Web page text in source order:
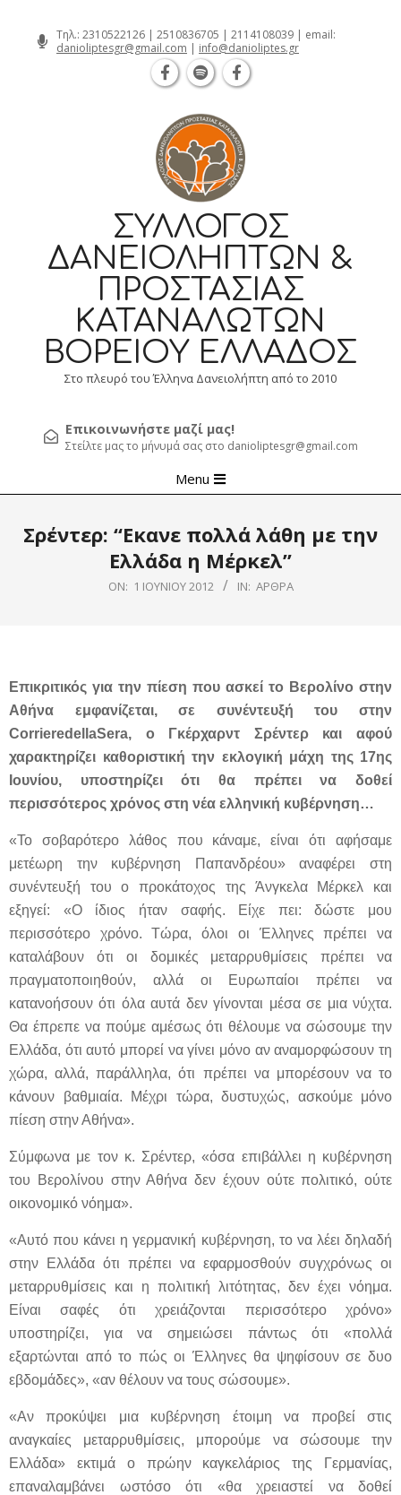
Τηλ.: 2310522126 | 2510836705 | 2114108039 | email:
danioliptesgr@gmail.com | info@danioliptes.gr
ΣΎΛΛΟΓΟΣ
ΔΑΝΕΙΟΛΗΠΤΏΝ &
ΠΡΟΣΤΑΣΊΑΣ
ΚΑΤΑΝΑΛΩΤΏΝ
ΒΟΡΕΊΟΥ ΕΛΛΆΔΟΣ
Στο πλευρό του Έλληνα Δανειολήπτη από το 2010
Επικοινωνήστε μαζί μας!
Στείλτε μας το μήνυμά σας στο danioliptesgr@gmail.com
Navigation
Menu
Σρέντερ: “Εκανε πολλά λάθη με την
Ελλάδα η Μέρκελ”
ON: 1 ΙΟΥΝΊΟΥ 2012 IN: ΆΡΘΡΑ
Επικριτικός για την πίεση που ασκεί το Βερολίνο στην
Αθήνα εμφανίζεται, σε συνέντευξή του στην
CorrieredellaSera, ο Γκέρχαρντ Σρέντερ και αφού
χαρακτηρίζει καθοριστική την εκλογική μάχη της 17ης
Ιουνίου, υποστηρίζει ότι θα πρέπει να δοθεί
περισσότερος χρόνος στη νέα ελληνική κυβέρνηση…
«Το σοβαρότερο λάθος που κάναμε, είναι ότι αφήσαμε
μετέωρη την κυβέρνηση Παπανδρέου» αναφέρει στη
συνέντευξή του ο προκάτοχος της Άνγκελα Μέρκελ και
εξηγεί: «Ο ίδιος ήταν σαφής. Είχε πει: δώστε μου
περισσότερο χρόνο. Τώρα, όλοι οι Έλληνες πρέπει να
καταλάβουν ότι οι δομικές μεταρρυθμίσεις πρέπει να
πραγματοποιηθούν, αλλά οι Ευρωπαίοι πρέπει να
κατανοήσουν ότι όλα αυτά δεν γίνονται μέσα σε μια νύχτα.
Θα έπρεπε να πούμε αμέσως ότι θέλουμε να σώσουμε την
Ελλάδα, ότι αυτό μπορεί να γίνει μόνο αν αναμορφώσουν τη
χώρα, αλλά, παράλληλα, ότι πρέπει να μπορέσουν να το
κάνουν βαθμιαία. Μέχρι τώρα, δυστυχώς, ασκούμε μόνο
πίεση στην Αθήνα».
Σύμφωνα με τον κ. Σρέντερ, «όσα επιβάλλει η κυβέρνηση
του Βερολίνου στην Αθήνα δεν έχουν ούτε πολιτικό, ούτε
οικονομικό νόημα».
«Αυτό που κάνει η γερμανική κυβέρνηση, το να λέει δηλαδή
στην Ελλάδα ότι πρέπει να εφαρμοσθούν συγχρόνως οι
μεταρρυθμίσεις και η πολιτική λιτότητας, δεν έχει νόημα.
Είναι σαφές ότι χρειάζονται περισσότερο χρόνο»
υποστηρίζει, για να σημειώσει πάντως ότι «πολλά
εξαρτώνται από το πώς οι Έλληνες θα ψηφίσουν σε δυο
εβδομάδες», «αν θέλουν να τους σώσουμε».
«Αν προκύψει μια κυβέρνηση έτοιμη να προβεί στις
αναγκαίες μεταρρυθμίσεις, μπορούμε να σώσουμε την
Ελλάδα» εκτιμά ο πρώην καγκελάριος της Γερμανίας,
επαναλαμβάνει ωστόσο ότι «θα χρειαστεί να δοθεί